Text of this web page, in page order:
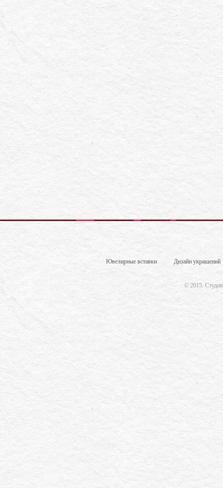
Ювелирные вставки Дизайн украшений
© 2015.